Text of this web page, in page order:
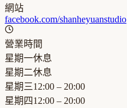
網站
facebook.com/shanheyuanstudio
營業時間
星期一休息
星期二休息
星期三12:00 – 20:00
星期四12:00 – 20:00